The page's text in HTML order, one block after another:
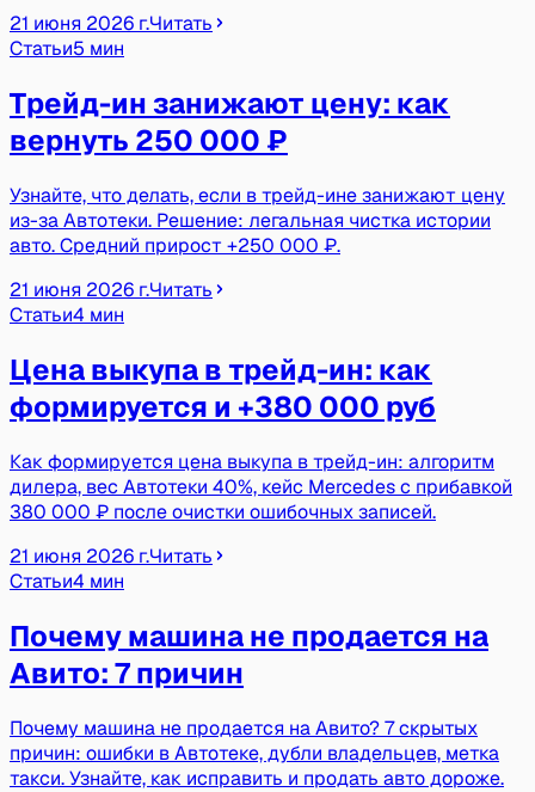
21 июня 2026 г.Читать
Статьи5 мин
Трейд-ин занижают цену: как
вернуть 250 000 ₽
Узнайте, что делать, если в трейд-ине занижают цену
из-за Автотеки. Решение: легальная чистка истории
авто. Средний прирост +250 000 ₽.
21 июня 2026 г.Читать
Статьи4 мин
Цена выкупа в трейд-ин: как
формируется и +380 000 руб
Как формируется цена выкупа в трейд-ин: алгоритм
дилера, вес Автотеки 40%, кейс Mercedes с прибавкой
380 000 ₽ после очистки ошибочных записей.
21 июня 2026 г.Читать
Статьи4 мин
Почему машина не продается на
Авито: 7 причин
Почему машина не продается на Авито? 7 скрытых
причин: ошибки в Автотеке, дубли владельцев, метка
такси. Узнайте, как исправить и продать авто дороже.